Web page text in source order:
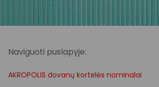
Naviguoti puslapyje:
AKROPOLIS dovanų kortelės nominalai